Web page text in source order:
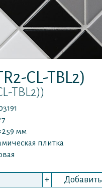
CL-TBL2)
TBL2))
мм
плитка
+ Добавить